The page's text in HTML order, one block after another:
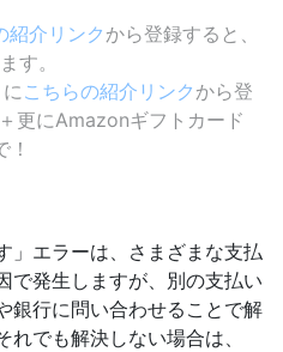
紹介リンク から登録すると、
す。
こちらの紹介リンク から登
更にAmazonギフトカード
」エラーは、さまざまな支払
で発生しますが、別の支払い
銀行に問い合わせることで解
でも解決しない場合は、